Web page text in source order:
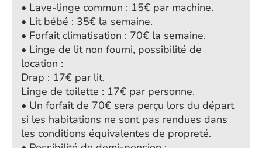
• Lave-linge commun : 15€ par machine.
• Lit bébé : 35€ la semaine.
• Forfait climatisation : 70€ la semaine.
• Linge de lit non fourni, possibilité de
location :
Drap : 17€ par lit,
Linge de toilette : 17€ par personne.
• Un forfait de 70€ sera perçu lors du départ
si les habitations ne sont pas rendues dans
les conditions équivalentes de propreté.